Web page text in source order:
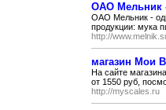
ОАО Мельник
ОАО Мельник -
продукции: мука
http://
магазин Мои
На сайте
от 1550 руб,
http://myscales.ru